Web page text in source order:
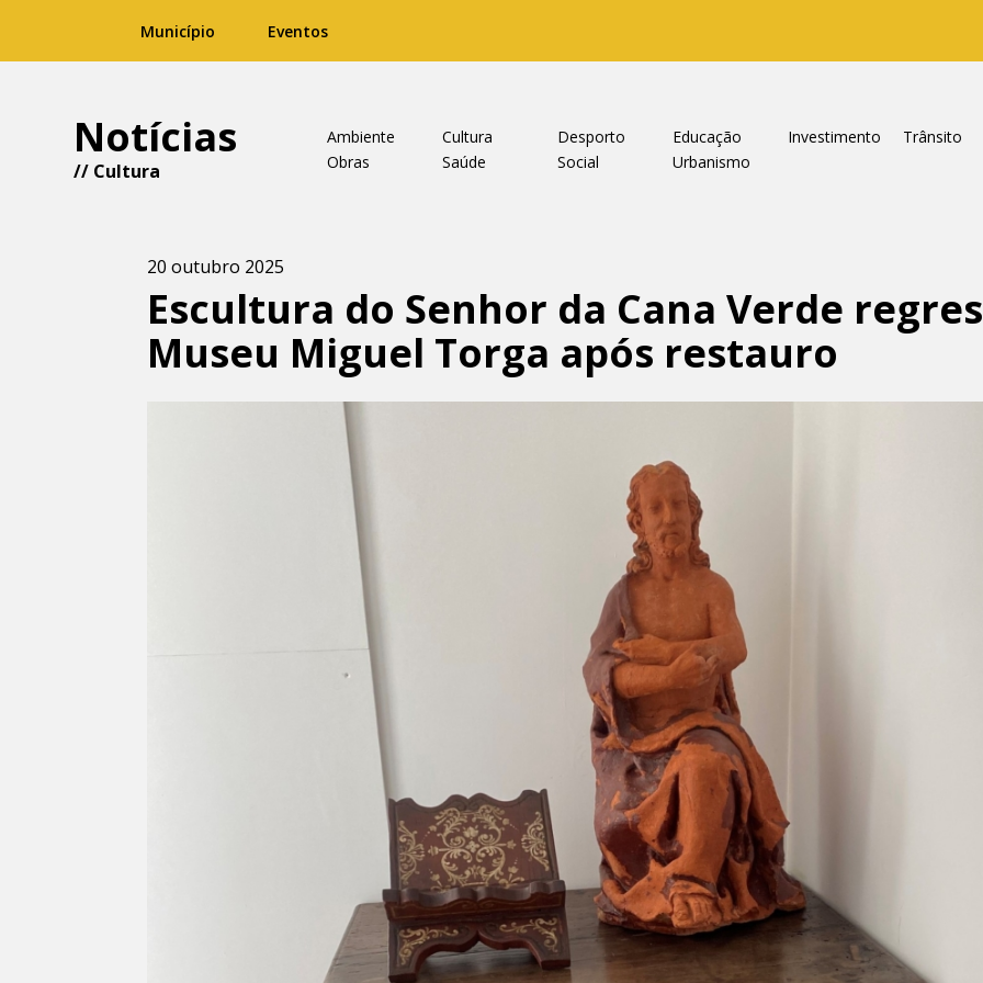
Município Eventos
Notícias
// Cultura
Ambiente Cultura Desporto Educação Investimento
Trânsito
Obras
Saúde Social Urbanismo
20 outubro 2025
Escultura do Senhor da Cana Verde
Museu Miguel Torga após restauro